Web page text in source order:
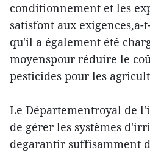
conditionnement et les
satisfont aux
qu'il a également été
moyenspour réduire le
pesticides pour les
Le Départementroyal de
de gérer les systèmes
degarantir suffisamment